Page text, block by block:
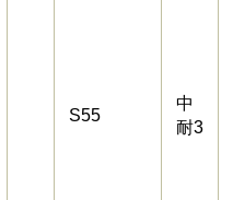
S55
中
耐3